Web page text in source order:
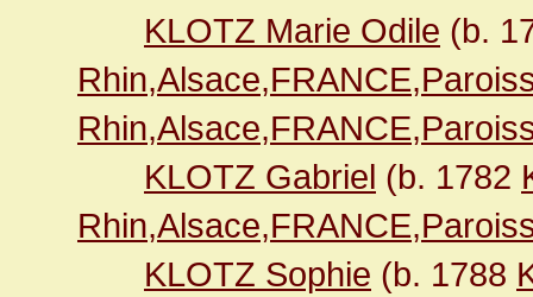
KLOTZ Marie Odile (b.
KLOTZ Gabriel (b. 1782
KLOTZ Sophie (b. 1788